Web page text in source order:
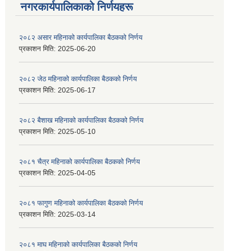
नगरकार्यपालिकाकाे निर्णयहरू
२०८२ असार महिनाको कार्यपालिका बैठकको निर्णय
प्रकाशन मिति: 2025-06-20
२०८२ जेठ महिनाको कार्यपालिका बैठकको निर्णय
प्रकाशन मिति: 2025-06-17
२०८२ बैशाख महिनाको कार्यपालिका बैठकको निर्णय
प्रकाशन मिति: 2025-05-10
२०८१ चैत्र महिनाको कार्यपालिका बैठकको निर्णय
प्रकाशन मिति: 2025-04-05
२०८१ फागुण महिनाको कार्यपालिका बैठकको निर्णय
प्रकाशन मिति: 2025-03-14
२०८१ माघ महिनाको कार्यपालिका बैठकको निर्णय